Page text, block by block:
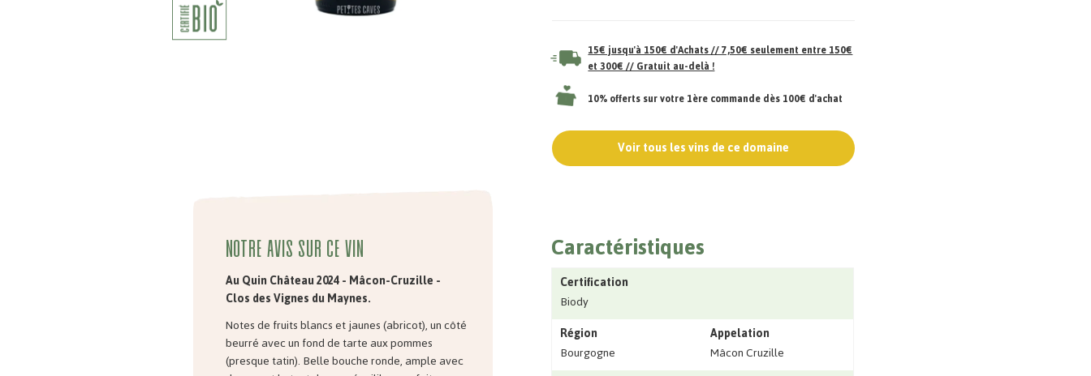
15€ jusqu'à 150€ d'Achats // 7,50€ seulement entre 150€
et 300€ // Gratuit au-delà !
10% offerts sur votre 1ère commande dès 100€ d'achat
Voir tous les vins de ce domaine
Notre avis sur ce vin
Au Quin Château 2024 - Mâcon-Cruzille -
Clos des Vignes du Maynes.
Notes de fruits blancs et jaunes (abricot), un côté
beurré avec un fond de tarte aux pommes
(presque tatin). Belle bouche ronde, ample avec
Caractéristiques
Certification
Biody
Région
Bourgogne
Appelation
Mâcon Cruzille